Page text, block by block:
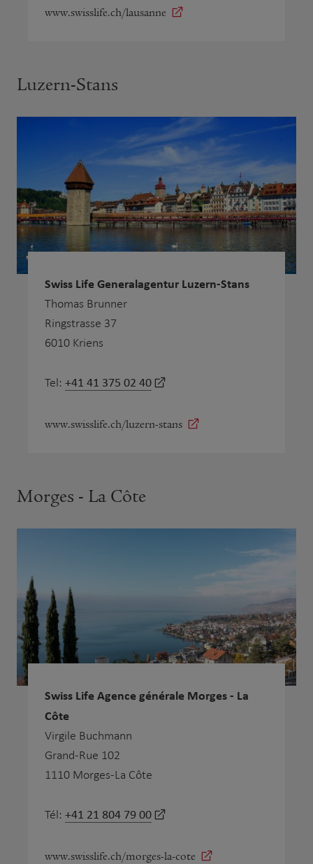
www.swisslife.ch/lausanne
Luzern-Stans
Swiss Life Generalagentur Luzern-Stans
Thomas Brunner
Ringstrasse 37
6010 Kriens
Tel: +41 41 375 02 40
www.swisslife.ch/luzern-stans
Morges - La Côte
Swiss Life Agence générale Morges - La
Côte
Virgile Buchmann
Grand-Rue 102
1110 Morges-La Côte
Tél: +41 21 804 79 00
www.swisslife.ch/morges-la-cote